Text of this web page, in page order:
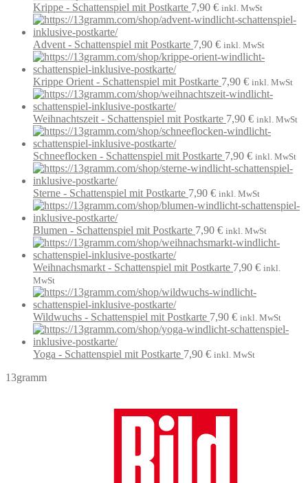
Krippe - Schattenspiel mit Postkarte 7,90 € inkl. MwSt
Advent - Schattenspiel mit Postkarte 7,90 € inkl. MwSt
Krippe Orient - Schattenspiel mit Postkarte 7,90 € inkl. MwSt
Weihnachtszeit - Schattenspiel mit Postkarte 7,90 € inkl. MwSt
Schneeflocken - Schattenspiel mit Postkarte 7,90 € inkl. MwSt
Sterne - Schattenspiel mit Postkarte 7,90 € inkl. MwSt
Blumen - Schattenspiel mit Postkarte 7,90 € inkl. MwSt
Weihnachsmarkt - Schattenspiel mit Postkarte 7,90 € inkl.
MwSt
Wildwuchs - Schattenspiel mit Postkarte 7,90 € inkl. MwSt
Yoga - Schattenspiel mit Postkarte 7,90 € inkl. MwSt
13gramm